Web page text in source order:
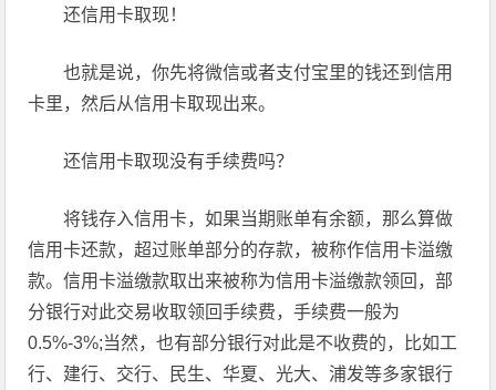
还信用卡取现！
也就是说，你先将微信或者支付宝里的钱还到信用
卡里，然后从信用卡取现出来。
还信用卡取现没有手续费吗？
将钱存入信用卡，如果当期账单有余额，那么算做
信用卡还款，超过账单部分的存款，被称作信用卡溢缴
款。信用卡溢缴款取出来被称为信用卡溢缴款领回，部
分银行对此交易收取领回手续费，手续费一般为
0.5%-3%;当然，也有部分银行对此是不收费的，比如工
行、建行、交行、民生、华夏、光大、浦发等多家银行